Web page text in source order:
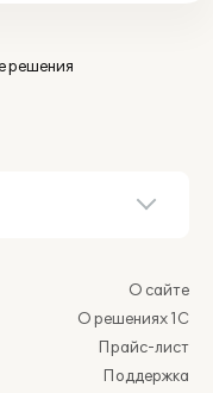
решения
О сайте
О решениях 1С
Прайс-лист
Поддержка